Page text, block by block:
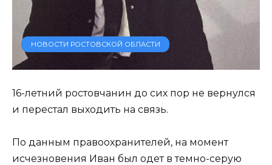
НОВОСТИ РОСТОВСКОЙ ОБЛАСТИ
16-летний ростовчанин до сих пор не вернулся
и перестал выходить на связь.
По данным правоохранителей, на момент
исчезновения Иван был одет в темно-серую